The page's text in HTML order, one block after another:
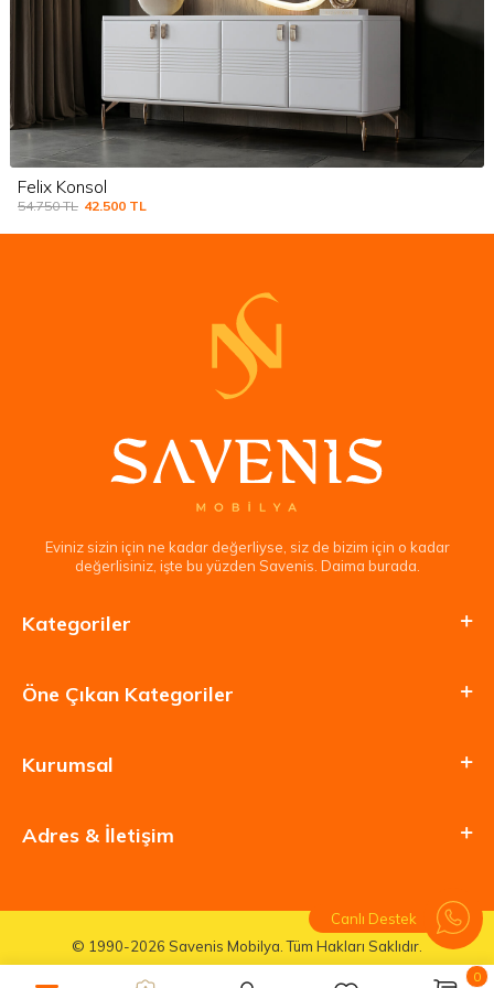
Canlı Destek
0
Felix Konsol
54.750TL 42.500 TL
Eviniz sizin için ne kadar değerliyse, siz de bizim için o kadar
değerlisiniz, işte bu yüzden Savenis. Daima burada.
Kategoriler
Öne Çıkan Kategoriler
Kurumsal
Adres & İletişim
© 1990-2026 Savenis Mobilya. Tüm Hakları Saklıdır.